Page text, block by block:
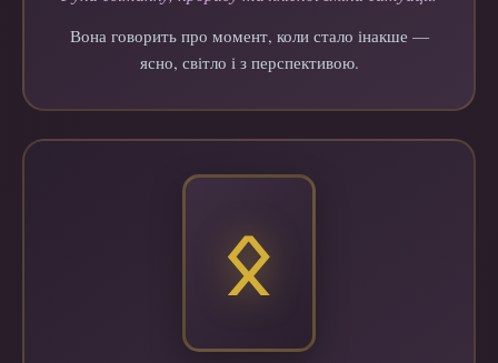
Вона говорить про момент, коли стало інакше —
ясно, світло і з перспективою.
ᛟ